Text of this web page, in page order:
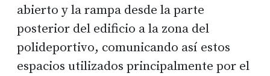
abierto y la rampa desde la parte
posterior del edificio a la zona del
polideportivo, comunicando así estos
espacios utilizados principalmente por el